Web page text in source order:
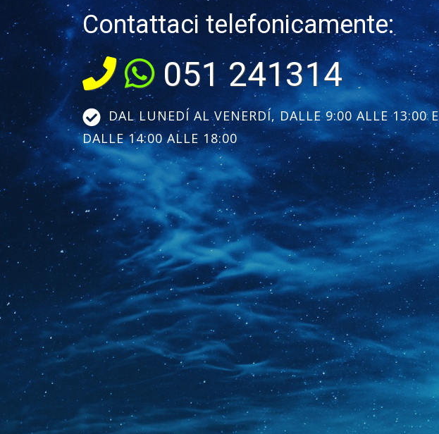
Contattaci telefonicamente:
051 241314
DAL LUNEDÍ AL VENERDÍ, DALLE 9:00 ALLE 13:00 E
DALLE 14:00 ALLE 18:00